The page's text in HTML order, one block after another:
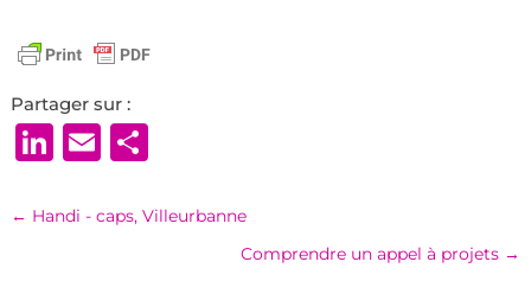
Partager sur :
LinkedIn
EmailPartager
← Handi - caps, Villeurbanne
Comprendre un appel à projets →